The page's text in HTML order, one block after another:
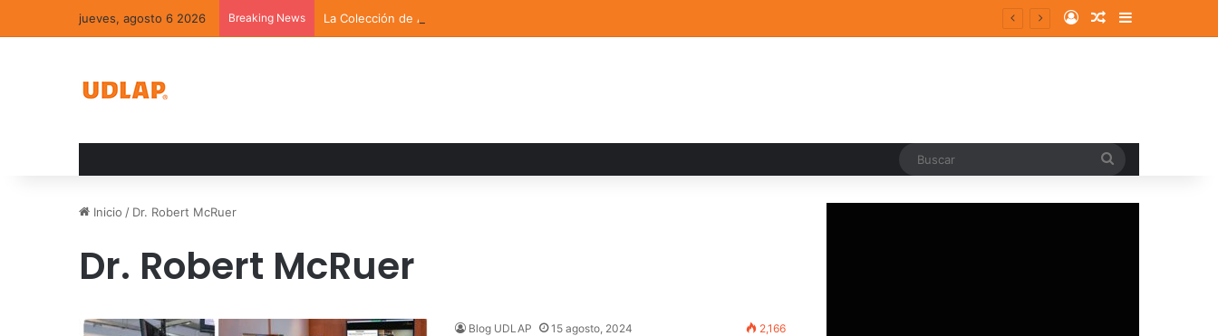
jueves, agosto 6 2026 Breaking News La Colección de Arte UDLAP fortalece su acervo con nuevas obras de artistas emergentes y consolidados Log InRandom Article
Sidebar
Inicio / Dr. Robert McRuer
Dr. Robert McRuer
Blog UDLAP 15 agosto, 2024 2,166